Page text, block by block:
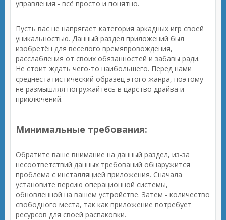
управления - всё просто и понятно.
Пусть вас не напрягает категория аркадных игр своей
уникальностью. Данный раздел приложений был
изобретён для веселого времяпровождения,
расслабления от своих обязанностей и забавы ради.
Не стоит ждать чего-то наибольшего. Перед нами
среднестатистический образец этого жанра, поэтому
не размышляя погружайтесь в царство драйва и
приключений.
Минимальные требования:
Обратите ваше внимание на данный раздел, из-за
несоответствий данных требований обнаружится
проблема с инсталляцией приложения. Сначала
установите версию операционной системы,
обновленной на вашем устройстве. Затем - количество
свободного места, так как приложение потребует
ресурсов для своей распаковки.